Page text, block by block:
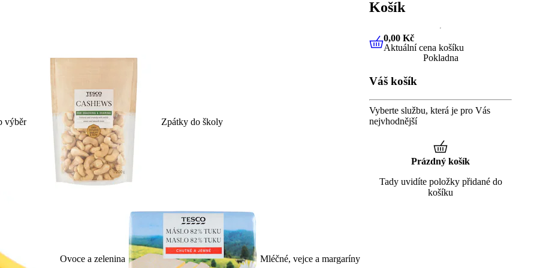
výběr Zpátky do školy
Ovoce a zelenina Mléčné, vejce a margaríny
Košík
0,00 KčAktuální cena košíku
0,00 Kč
Aktuální cena košíku
Pokladna
Váš košík
Vyberte službu, která je pro Vás
nejvhodnější
Prázdný košík
Tady uvidíte položky přidané do
košíku